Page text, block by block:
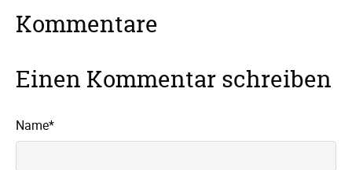
Kommentare
Einen Kommentar schreiben
Pflichtfeld
Name*